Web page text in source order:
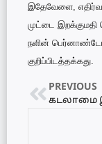
இதேவேளை,
முட்டை
நளின் பெர்னாண்டோ
குறிப்பிடத்தக்கது.
PREVIOUS